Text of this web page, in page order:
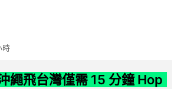
時
繩飛台灣僅需 15 分鐘 Hop